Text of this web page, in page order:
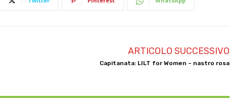
ARTICOLO SUCCESSIVO
Capitanata: LILT for Women – nastro rosa